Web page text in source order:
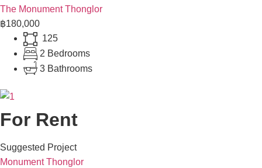
The Monument Thonglor
฿180,000
125
2 Bedrooms
3 Bathrooms
For Rent
Suggested Project
Monument Thonglor